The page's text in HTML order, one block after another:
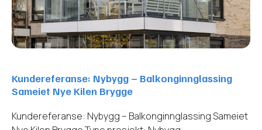
Kundereferanse: Nybygg – Balkonginnglassing
Sameiet Nye Kilen Brygge
Kundereferanse: Nybygg – Balkonginnglassing Sameiet